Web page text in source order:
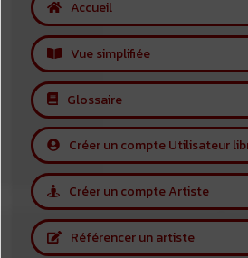
Accueil
Vue simplifiée
Glossaire
Créer un compte Utilisateur
Créer un compte Artiste
Référencer un artiste